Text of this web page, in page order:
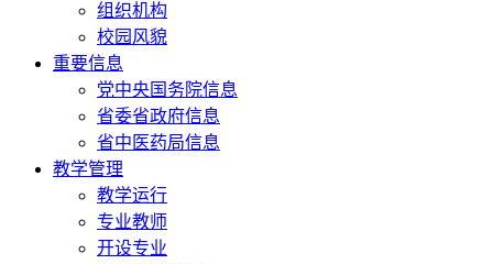
组织机构
校园风貌
重要信息
党中央国务院信息
省委省政府信息
省中医药局信息
教学管理
教学运行
专业教师
开设专业